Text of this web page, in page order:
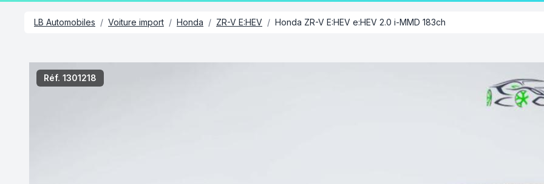
LB Automobiles / Voiture import / Honda / ZR-V E:HEV / Honda ZR-V E:HEV e:HEV 2.0 i-MMD 183ch
Réf. 1301218